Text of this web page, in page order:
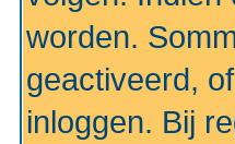
worden.
geactiveerd,
inloggen. Bij